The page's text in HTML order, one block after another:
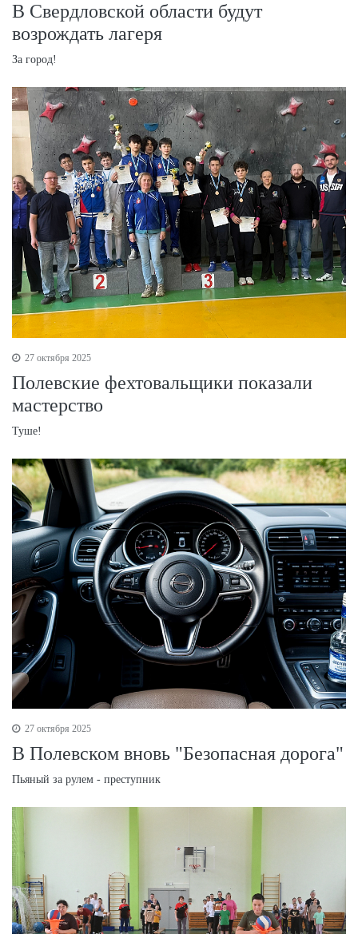
В Свердловской области будут
возрождать лагеря
За город!
27 октября 2025
Полевские фехтовальщики показали
мастерство
Туше!
27 октября 2025
В Полевском вновь "Безопасная дорога"
Пьяный за рулем - преступник